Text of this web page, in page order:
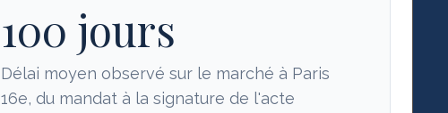
100 jours
Délai moyen observé sur le marché à Paris
16e, du mandat à la signature de l'acte